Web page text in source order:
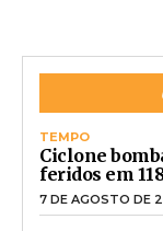
TEMPO
Ciclone
feridos em
7 DE AGOSTO DE